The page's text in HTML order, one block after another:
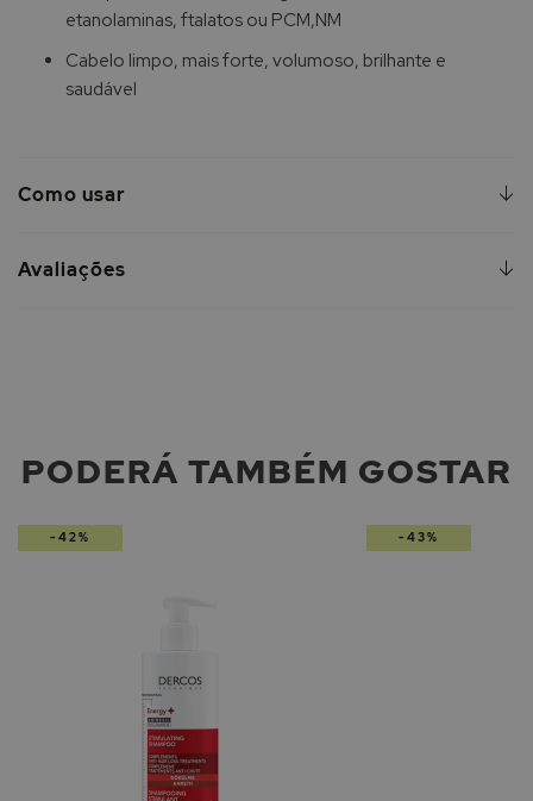
etanolaminas, ftalatos ou PCM,NM
Cabelo limpo, mais forte, volumoso, brilhante e
saudável
Como usar
Avaliações
PODERÁ TAMBÉM GOSTAR
-42% -43%